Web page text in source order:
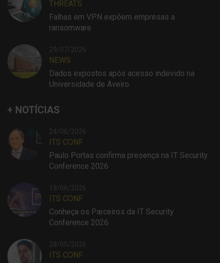
THREATS
Falhas em VPN expõem empresas a
ransomware
29/07/2026
NEWS
Dados expostos após acesso indevido na
Universidade de Aveiro
+ NOTÍCIAS
24/06/2026
ITS CONF
Paulo Portas confirma presença na IT Security
Conference 2026
19/06/2026
ITS CONF
Conheça os Parceiros da IT Security
Conference 2026
28/05/2026
ITS CONF